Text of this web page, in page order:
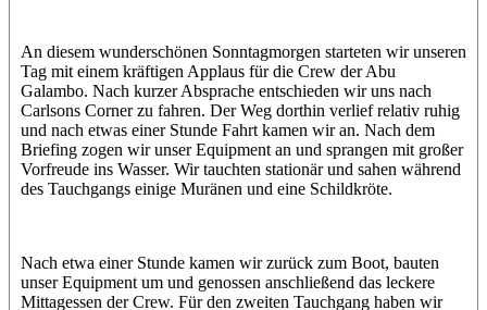
An diesem wunderschönen Sonntagmorgen starteten wir unseren
Tag mit einem kräftigen Applaus für die Crew der Abu
Galambo. Nach kurzer Absprache entschieden wir uns nach
Carlsons Corner zu fahren. Der Weg dorthin verlief relativ ruhig
und nach etwas einer Stunde Fahrt kamen wir an. Nach dem
Briefing zogen wir unser Equipment an und sprangen mit großer
Vorfreude ins Wasser. Wir tauchten stationär und sahen während
des Tauchgangs einige Muränen und eine Schildkröte.
Nach etwa einer Stunde kamen wir zurück zum Boot, bauten
unser Equipment um und genossen anschließend das leckere
Mittagessen der Crew. Für den zweiten Tauchgang haben wir